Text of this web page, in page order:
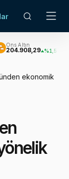
%1,51
ekonomik